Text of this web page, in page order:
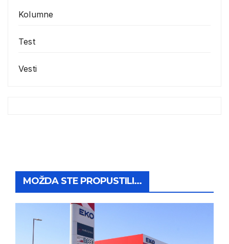
Kolumne
Test
Vesti
MOŽDA STE PROPUSTILI...